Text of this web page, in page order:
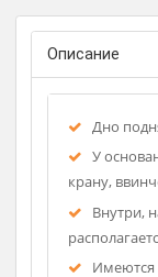
медицинскими
Описание